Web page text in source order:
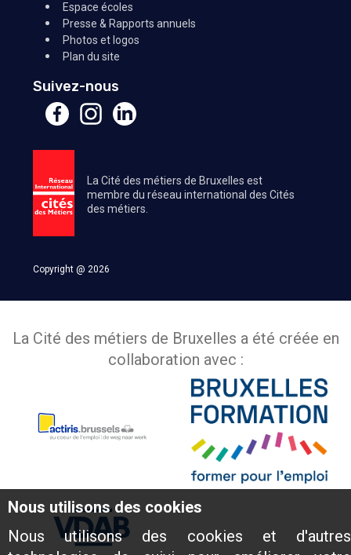
Nous utilisons des cookies
Nous utilisons des cookies et d'autres
Espace écoles
Presse & Rapports annuels
Photos et logos
Plan du site
Suivez-nous
La Cité des métiers de Bruxelles est
membre du réseau international des Cités
des métiers.
Copyright @ 2026
La Cité des métiers de Bruxelles a été créée en
collaboration avec :